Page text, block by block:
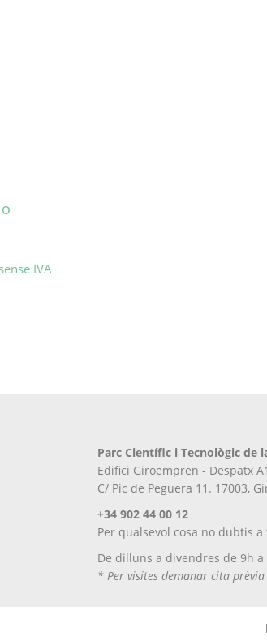
IVA
Parc Científic i Tecnològic de
Edifici Giroempren - Despatx
C/ Pic de Peguera 11. 17003,
+34 902 44 00 12
Per qualsevol cosa no dubtis
De dilluns a divendres de 9h a
* Per visites demanar cita prèvia